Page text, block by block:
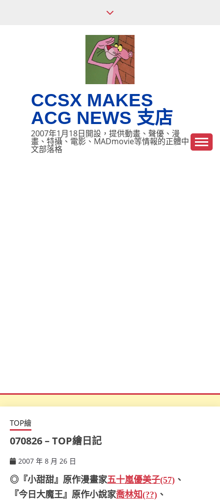
CCSX MAKES
ACG NEWS 支店
2007年1月18日開設，提供動畫、聲優、漫
畫、特攝、電影、MADmovie等情報的正體中
文部落格
TOP繪
070826 – TOP繪日記
2007 年 8 月 26 日
◎『小甜甜』原作漫畫家五十嵐優美子(57) 、
『今日大魔王』原作小說家喬林知(??) 、